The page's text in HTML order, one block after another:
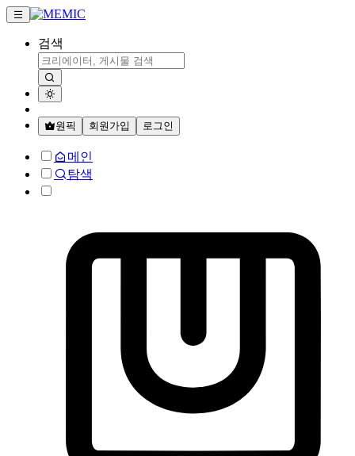
검색
원픽 회원가입 로그인
메인
탐색